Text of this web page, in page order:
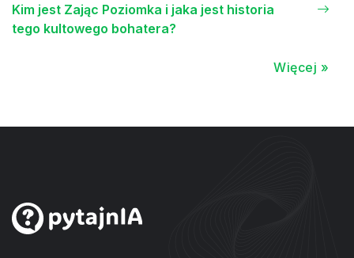
Kim jest Zając Poziomka i jaka jest historia
tego kultowego bohatera?
Więcej »